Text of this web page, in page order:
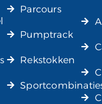
Parcours
Pumptrack
Rekstokken